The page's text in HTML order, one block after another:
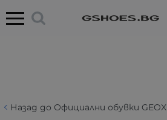
Назад до Официални обувки GEOX